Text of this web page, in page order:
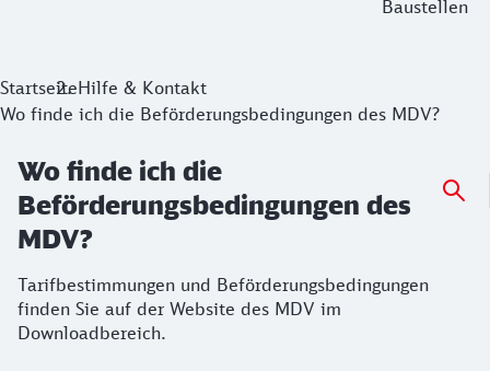
Baustellen
StartseiteHilfe & Kontakt
Wo finde ich die Beförderungsbedingungen des MDV?
Wo finde ich die
Beförderungsbedingungen des
MDV?
Tarifbestimmungen und Beförderungsbedingungen
finden Sie auf der Website des MDV im
Downloadbereich.